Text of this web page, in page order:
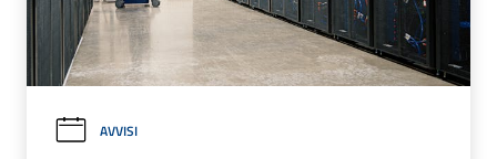
AVVISI